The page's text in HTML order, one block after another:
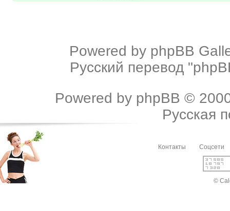
Powered by phpBB
Русский перевод
Powered by phpBB ©
Русская
Контакты Соцсети
©